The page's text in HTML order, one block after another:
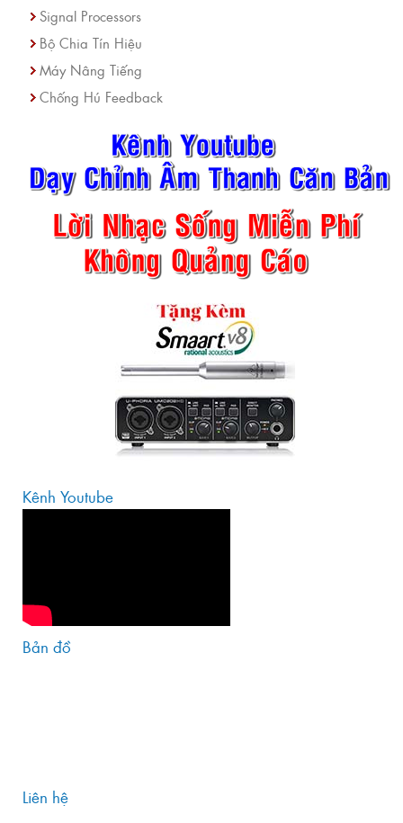
Signal Processors
Bộ Chia Tín Hiệu
Máy Nâng Tiếng
Chống Hú Feedback
Kênh Youtube
Bản đồ
Liên hệ